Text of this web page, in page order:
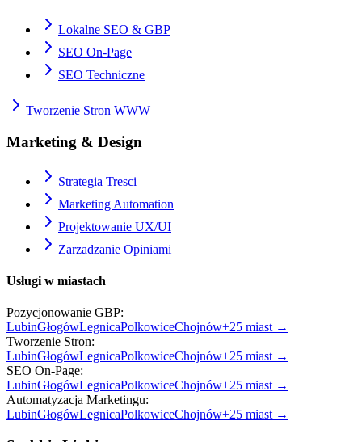
Lokalne SEO & GBP
SEO On-Page
SEO Techniczne
Tworzenie Stron WWW
Marketing & Design
Strategia Tresci
Marketing Automation
Projektowanie UX/UI
Zarzadzanie Opiniami
Usługi w miastach
Pozycjonowanie GBP:
LubinGłogówLegnicaPolkowiceChojnów+25 miast →
Tworzenie Stron:
LubinGłogówLegnicaPolkowiceChojnów+25 miast →
SEO On-Page:
LubinGłogówLegnicaPolkowiceChojnów+25 miast →
Automatyzacja Marketingu:
LubinGłogówLegnicaPolkowiceChojnów+25 miast →